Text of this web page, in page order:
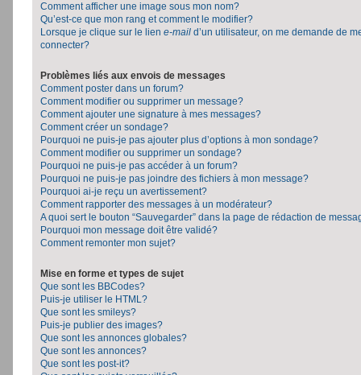
Comment afficher une image sous mon nom?
Qu’est-ce que mon rang et comment le modifier?
Lorsque je clique sur le lien e-mail d’un utilisateur, on me demande de
connecter?
Problèmes liés aux envois de messages
Comment poster dans un forum?
Comment modifier ou supprimer un message?
Comment ajouter une signature à mes messages?
Comment créer un sondage?
Pourquoi ne puis-je pas ajouter plus d’options à mon sondage?
Comment modifier ou supprimer un sondage?
Pourquoi ne puis-je pas accéder à un forum?
Pourquoi ne puis-je pas joindre des fichiers à mon message?
Pourquoi ai-je reçu un avertissement?
Comment rapporter des messages à un modérateur?
A quoi sert le bouton “Sauvegarder” dans la page de rédaction de
Pourquoi mon message doit être validé?
Comment remonter mon sujet?
Mise en forme et types de sujet
Que sont les BBCodes?
Puis-je utiliser le HTML?
Que sont les smileys?
Puis-je publier des images?
Que sont les annonces globales?
Que sont les annonces?
Que sont les post-it?